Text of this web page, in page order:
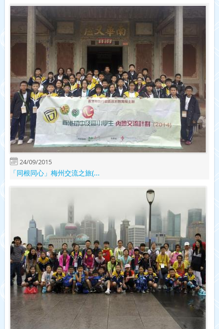
24/09/2015
「同根同心」梅州交流之旅(...